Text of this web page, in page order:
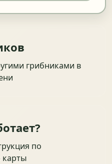
грибниками в
по
карты